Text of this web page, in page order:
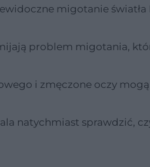
migotanie
problem migotania,
i zmęczone oczy
natychmiast sprawdzić,